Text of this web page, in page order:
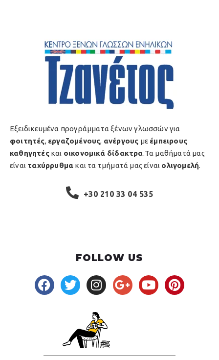
Εξειδικευμένα προγράμματα ξένων γλωσσών για
φοιτητές, εργαζομένους, ανέργους με έμπειρους
καθηγητέςκαι οικονομικά δίδακτρα.Τα μαθήματά μας
είναι ταχύρρυθμα και τα τμήματά μας είναι ολιγομελή.
+30 210 33 04 535
FOLLOW US